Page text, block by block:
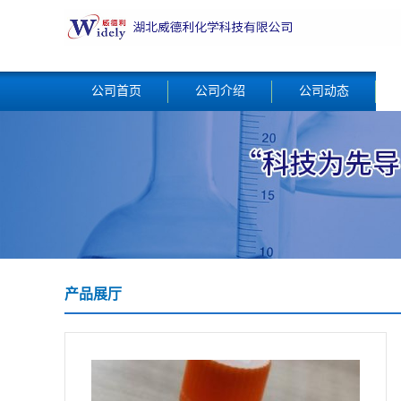
公司首页 公司介绍 公司动态
产品展厅